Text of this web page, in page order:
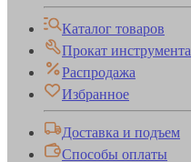
Каталог товаров
Прокат инструмента
Распродажа
Избранное
Доставка и подъем
Способы оплаты